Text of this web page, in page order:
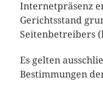
Internetpräsenz
Gerichtsstand
Seitenbetreibers
Es gelten
Bestimmungen